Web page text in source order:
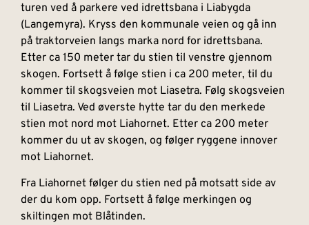
turen ved å parkere ved idrettsbana i Liabygda
(Langemyra). Kryss den kommunale veien og gå inn
på traktorveien langs marka nord for idrettsbana.
Etter ca 150 meter tar du stien til venstre gjennom
skogen. Fortsett å følge stien i ca 200 meter, til du
kommer til skogsveien mot Liasetra. Følg skogsveien
til Liasetra. Ved øverste hytte tar du den merkede
stien mot nord mot Liahornet. Etter ca 200 meter
kommer du ut av skogen, og følger ryggene innover
mot Liahornet.
Fra Liahornet følger du stien ned på motsatt side av
der du kom opp. Fortsett å følge merkingen og
skiltingen mot Blåtinden.